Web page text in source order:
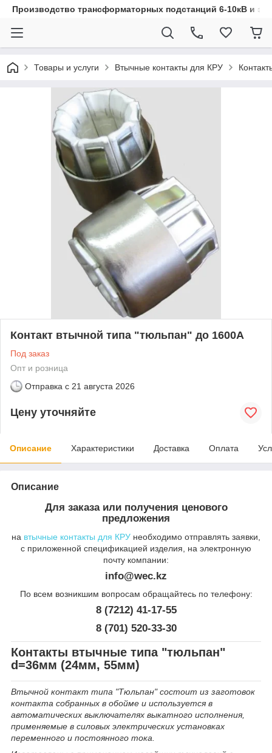
Производство трансформаторных подстанций 6-10кВ и
Товары и услуги Втычные контакты для КРУ
Контакт втычной типа "тюльпан" до 1600А
Под заказ
Опт и розница
Отправка с 21 августа 2026
Цену уточняйте
Описание Характеристики Доставка Оплата
Описание
Для заказа или получения ценового
предложения
на втычные контакты для КРУ необходимо отправлять заявки,
с приложенной спецификацией изделия, на электронную
почту компании:
info@wec.kz
По всем возникшим вопросам обращайтесь по телефону:
8 (7212) 41-17-55
8 (701) 520-33-30
Контакты втычные типа "тюльпан"
d=36мм (24мм, 55мм)
Втычной контакт типа "Тюльпан" состоит из заготовок
контакта собранных в обойме и используется в
автоматических выключателях выкатного исполнения,
применяемые в силовых электрических установках
переменного и постоянного тока.